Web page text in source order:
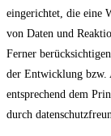
eingerichtet, die eine
von Daten und
Ferner
der Entwicklung bzw.
entsprechend dem
durch